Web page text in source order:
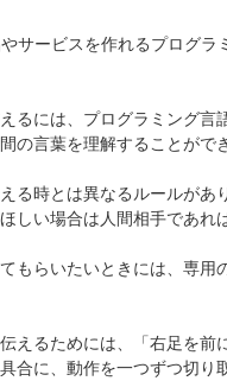
サービスを作れるプログ
るには、プログラミング言
の言葉を理解することがで
る時とは異なるルールがあ
しい場合は人間相手であれ
もらいたいときには、 専用
伝えるためには、「右足を
合に、動作を一つずつ切り